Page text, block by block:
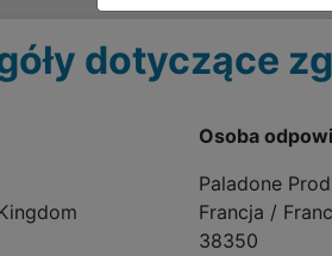
dotyczące
Osoba
Paladone
Francja /
38350